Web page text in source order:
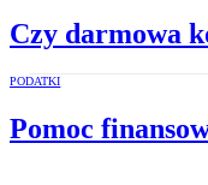
Czy darmowa
PODATKI
Pomoc